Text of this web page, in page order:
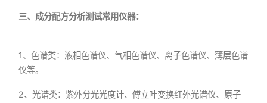
三、成分配方分析测试常用仪器：
1、色谱类：液相色谱仪、气相色谱仪、离子色谱仪、薄层色谱
仪等。
2、光谱类：紫外分光光度计、傅立叶变换红外光谱仪、原子